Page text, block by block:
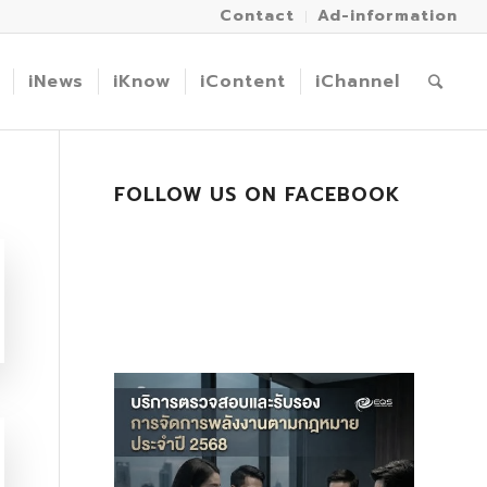
Contact Ad-information
iNews iKnow iContent iChannel
FOLLOW US ON FACEBOOK